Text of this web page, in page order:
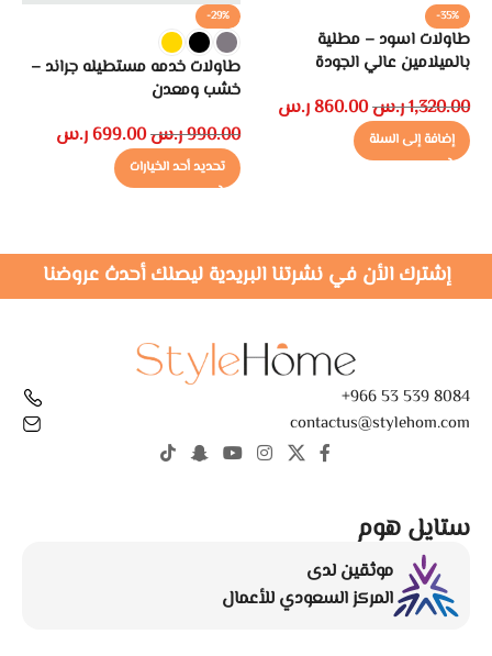
-35%
طاولات اسود – مطلية
بالميلامين عالي الجودة
1,320.00ر.س860.00ر.س
إضافة إلى السلة
-29%
طاولات خدمه مستطيله جراند –
خشب ومعدن
990.00ر.س699.00ر.س
تحديد أحد الخيارات
إشترك الأن في نشرتنا البريدية ليصلك أحدث عروضنا
ستايل هوم
موثقين لدى
المركز السعودي للأعمال
8084 539 53 966+
contactus@stylehom.com